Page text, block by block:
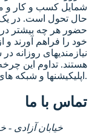
شمایل کسب و کار و
حال تحول است. در یک
حضور هر چه بیشتر
خود را فراهم آورند
نیازمندیهای روزانه
هستند. تداوم این
اپلیکیشنها و شبکه های اجتماعی گردید.
تماس با ما
خیابان آزادی -